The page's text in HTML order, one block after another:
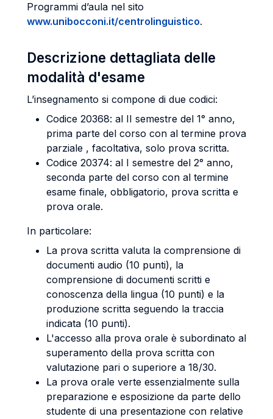
Programmi d’aula nel sito
www.unibocconi.it/centrolinguistico.
Descrizione dettagliata delle
modalità d'esame
L’insegnamento si compone di due codici:
Codice 20368: al II semestre del 1° anno,
prima parte del corso con al termine prova
parziale , facoltativa, solo prova scritta.
Codice 20374: al I semestre del 2° anno,
seconda parte del corso con al termine
esame finale, obbligatorio, prova scritta e
prova orale.
In particolare:
La prova scritta valuta la comprensione di
documenti audio (10 punti), la
comprensione di documenti scritti e
conoscenza della lingua (10 punti) e la
produzione scritta seguendo la traccia
indicata (10 punti).
L'accesso alla prova orale è subordinato al
superamento della prova scritta con
valutazione pari o superiore a 18/30.
La prova orale verte essenzialmente sulla
preparazione e esposizione da parte dello
studente di una presentazione con relative